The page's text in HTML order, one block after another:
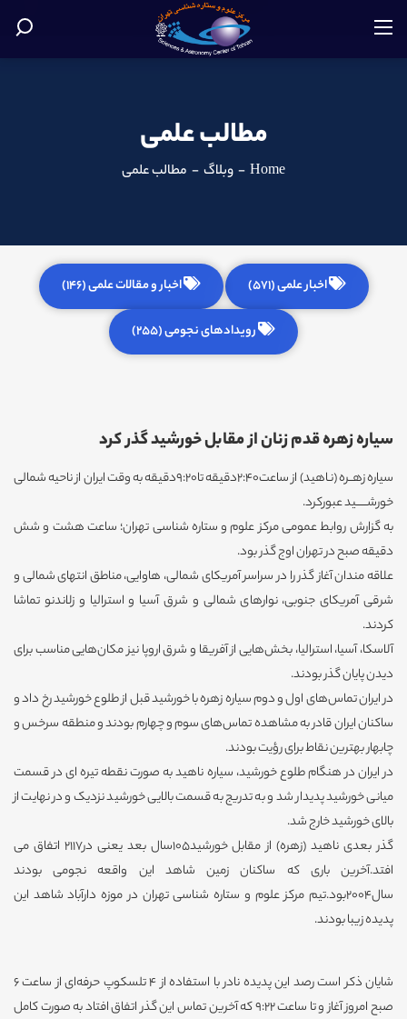
مطالب علمی
Home
- وبلاگ - مطالب علمی
اخبار علمی (571) اخبار و مقالات علمی (146)
رویدادهای نجومی (255)
سیاره زهره قدم زنان از مقابل خورشید گذر کرد
سیاره زهــره (نـاهید) از ساعت2:40دقیقه تا9:20دقیقه به وقت ایران از ناحیه شمالی
خورشــــــید عبورکرد.
به گزارش روابط عمومی مرکز علوم و ستاره شناسی تهران؛ ساعت هشت و شش
دقیقه صبح در تهران اوج گذر بود.
علاقه مندان آغاز گذر را در سراسر آمریکای شمالی، هاوایی، مناطق انتهای شمالی و
شرقی آمریکای جنوبی، نوارهای شمالی و شرق آسیا و استرالیا و زلاندنو تماشا
کردند.
آلاسکا، آسیا، استرالیا، بخش‌هایی از آفریقا و شرق اروپا نیز مکان‌هایی مناسب برای
دیدن پایان گذر بودند.
در ایران تماس‌های اول و دوم سیاره زهره با خورشید قبل از طلوع خورشید رخ داد و
ساکنان ایران قادر به مشاهده تماس‌های سوم و چهارم بودند و منطقه سرخس و
چابهار بهترین نقاط برای رؤیت بودند.
در ایران در هنگام طلوع خورشید، سیاره ناهید به صورت نقطه تیره ای در قسمت
میانی خورشید پدیدار شد و به تدریج به قسمت بالایی خورشید نزدیک و در نهایت از
بالای خورشید خارج شد.
گذر بعدی ناهید (زهره) از مقابل خورشید105سال بعد یعنی در2117 اتفاق می
افتد.آخرین باری که ساکنان زمین شاهد این واقعه نجومی بودند
سال2004بود.تیم مرکز علوم و ستاره شناسی تهران در موزه دارآباد شاهد این
پدیده زیبا بودند.
شایان ذکر است رصد این پدیده نادر با استفاده از 4 تلسکوپ حرفه‌ای از ساعت 6
صبح امروز آغاز و تا ساعت 9:22 که آخرین تماس این گذر اتفاق افتاد به صورت کامل